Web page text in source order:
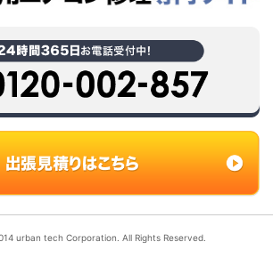
urban tech Corporation. All Rights Reserved.